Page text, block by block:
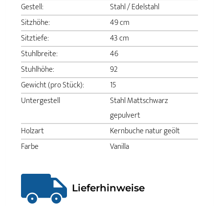
Gestell:
Stahl / Edelstahl
Sitzhöhe:
49 cm
Sitztiefe:
43 cm
Stuhlbreite:
46
Stuhlhöhe:
92
Gewicht (pro Stück):
15
Untergestell
Stahl Mattschwarz
gepulvert
Holzart
Kernbuche natur geölt
Farbe
Vanilla
Lieferhinweise